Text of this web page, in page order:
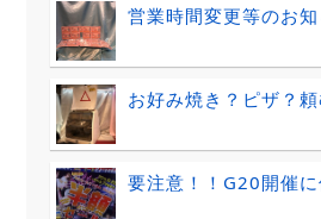
営業時間変更等のお
お好み焼き？ピザ？
要注意！！G20開催